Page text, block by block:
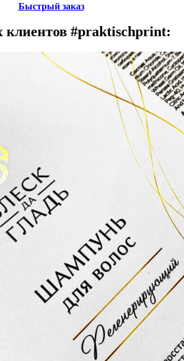
Быстрый заказ
#praktischprint: